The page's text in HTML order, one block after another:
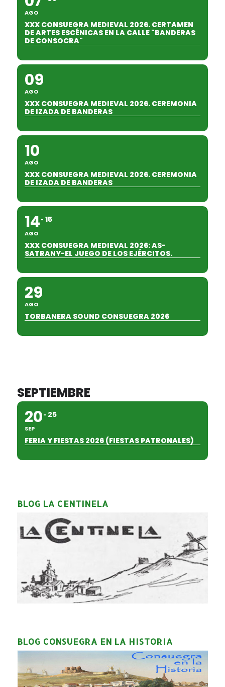
AGO
XXX CONSUEGRA MEDIEVAL 2026. CERTAMEN
DE ARTES ESCÉNICAS EN LA CALLE "BANDERAS
DE CONSOCRA"
09
AGO
XXX CONSUEGRA MEDIEVAL 2026. CEREMONIA
DE IZADA DE BANDERAS
10
AGO
XXX CONSUEGRA MEDIEVAL 2026. CEREMONIA
DE IZADA DE BANDERAS
14
AGO
15
XXX CONSUEGRA MEDIEVAL 2026: AS-
SATRANY-EL JUEGO DE LOS EJÉRCITOS.
29
AGO
TORBANERA SOUND CONSUEGRA 2026
SEPTIEMBRE
20
SEP
25
FERIA Y FIESTAS 2026 (FIESTAS PATRONALES)
BLOG LA CENTINELA
BLOG CONSUEGRA EN LA HISTORIA